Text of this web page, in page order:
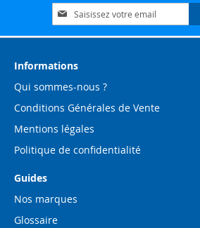
Inscription
à
notre
d’information
Informations
Qui sommes-nous ?
Conditions Générales de Vente
Mentions légales
Politique de confidentialité
Guides
Nos marques
Glossaire